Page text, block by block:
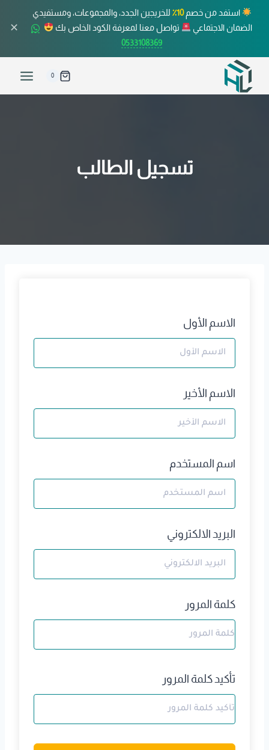
استفد من خصم10٪
للخريجين الجدد، والمجموعات، ومستفيدي
الضمان الاجتماعي
تواصل معنا لمعرفة الكود الخاص بك
0533108369
✕
0
تسجيل الطالب
الاسم الأول
الاسم الأخير
اسم المستخدم
البريد الالكتروني
كلمة المرور
تأكيد كلمة المرور